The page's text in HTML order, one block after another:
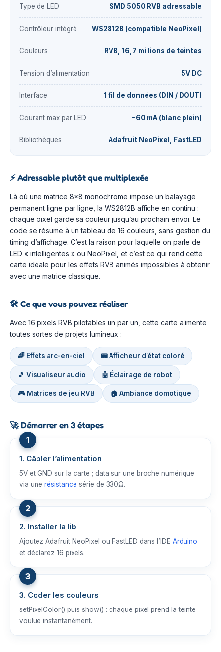
Type de LED SMD 5050 RVB adressable
Contrôleur intégré WS2812B (compatible NeoPixel)
Couleurs RVB, 16,7 millions de teintes
Tension d’alimentation 5V DC
Interface 1 fil de données (DIN / DOUT)
Courant max par LED ~60 mA (blanc plein)
Bibliothèques Adafruit NeoPixel, FastLED
⚡Adressable plutôt que multiplexée
Là où une matrice 8×8 monochrome impose un balayage
permanent ligne par ligne, la WS2812B affiche en continu :
chaque pixel garde sa couleur jusqu’au prochain envoi. Le
code se résume à un tableau de 16 couleurs, sans gestion du
timing d’affichage. C’est la raison pour laquelle on parle de
LED « intelligentes » ou NeoPixel, et c’est ce qui rend cette
carte idéale pour les effets RVB animés impossibles à obtenir
avec une matrice classique.
🛠️Ce que vous pouvez réaliser
Avec 16 pixels RVB pilotables un par un, cette carte alimente
toutes sortes de projets lumineux :
🌈 Effets arc-en-ciel 📟 Afficheur d’état coloré
🎵 Visualiseur audio 🤖 Éclairage de robot
🎮 Matrices de jeu RVB 🏠 Ambiance domotique
🚀Démarrer en 3 étapes
1. Câbler l’alimentation
5V et GND sur la carte ; data sur une broche numérique
via une résistance série de 330Ω.
2. Installer la lib
Ajoutez Adafruit NeoPixel ou FastLED dans l’IDE Arduino
et déclarez 16 pixels.
3. Coder les couleurs
setPixelColor() puis show() : chaque pixel prend la teinte
voulue instantanément.